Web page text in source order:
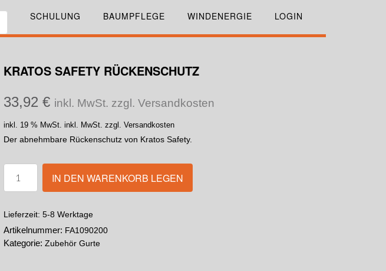
SCHULUNG BAUMPFLEGE WINDENERGIE LOGIN
KRATOS SAFETY RÜCKENSCHUTZ
33,92 € inkl. MwSt. zzgl. Versandkosten
inkl. 19 % MwSt. inkl. MwSt. zzgl. Versandkosten
Der abnehmbare Rückenschutz von Kratos Safety.
IN DEN WARENKORB LEGEN
Lieferzeit: 5-8 Werktage
Artikelnummer: FA1090200
Kategorie: Zubehör Gurte